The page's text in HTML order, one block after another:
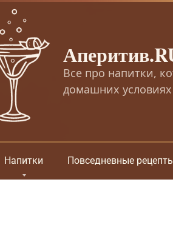
Все про напитки,
домашних
Напитки Повседневные